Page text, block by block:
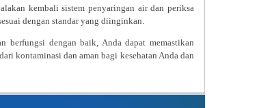
kembali sistem penyaringan air dan periksa
dengan standar yang diinginkan.
berfungsi dengan baik, Anda dapat memastikan
kontaminasi dan aman bagi kesehatan Anda dan